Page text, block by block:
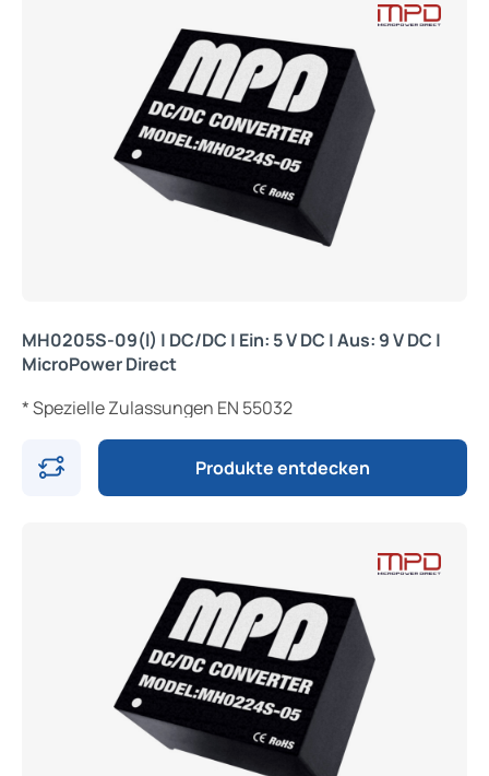
MH0205S-09(I) | DC/DC | Ein: 5 V DC | Aus: 9 V DC |
MicroPower Direct
* Spezielle Zulassungen EN 55032
Produkte entdecken